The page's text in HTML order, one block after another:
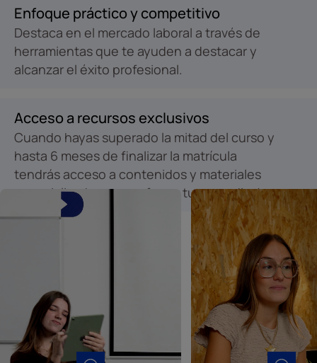
Enfoque práctico y competitivo
Destaca en el mercado laboral a través de
herramientas que te ayuden a destacar y
alcanzar el éxito profesional.
Acceso a recursos exclusivos
Cuando hayas superado la mitad del curso y
hasta 6 meses de finalizar la matrícula
tendrás acceso a contenidos y materiales
especializados para reforzar tu aprendizaje.